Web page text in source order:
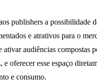
publishers a possibilidade
e atrativos para o
ativar audiências compostas
oferecer esse espaço
e consumo.